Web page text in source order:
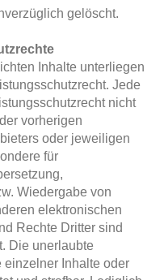
gelöscht.
Inhalte unterliegen
Jede
nicht
vorherigen
oder jeweiligen
für
Wiedergabe von
elektronischen
Rechte Dritter sind
Die unerlaubte
einzelner Inhalte oder